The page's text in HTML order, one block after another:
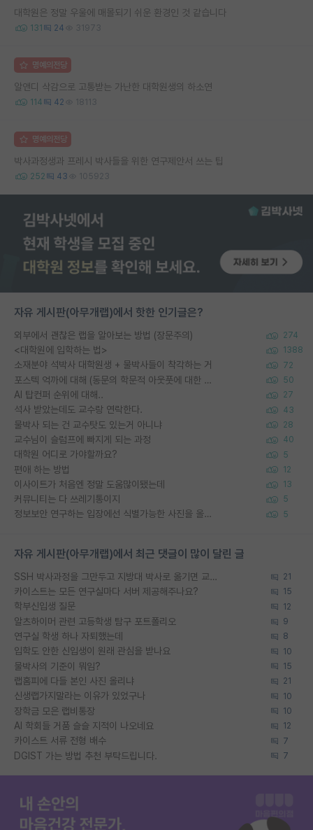
대학원은 정말 우울에 매몰되기 쉬운 환경인 것 같습니다
131 24 31973
명예의전당
알앤디 삭감으로 고통받는 가난한 대학원생의 하소연
114 42 18113
명예의전당
박사과정생과 프레시 박사들을 위한 연구제안서 쓰는 팁
252 43 105923
자유 게시판(아무개랩)에서 핫한 인기글은?
외부에서 괜찮은 랩을 알아보는 방법 (장문주의) 274
<대학원에 입학하는 법> 1388
소재분야 석박사 대학원생 + 물박사들이 착각하는 거 72
포스텍 억까에 대해 (동문의 학문적 아웃풋에 대한 반박) 50
AI 탑컨퍼 순위에 대해.. 27
석사 받았는데도 교수랑 연락한다. 43
물박사 되는 건 교수탓도 있는거 아니냐 28
교수님이 슬럼프에 빠지게 되는 과정 40
대학원 어디로 가야할까요? 5
편애 하는 방법 12
이사이트가 처음엔 정말 도움많이됐는데 13
커뮤니티는 다 쓰레기통이지 5
정보보안 연구하는 입장에선 식별가능한 사진을 올리는건 비추이긴함 5
자유 게시판(아무개랩)에서 최근 댓글이 많이 달린 글
SSH 박사과정을 그만두고 지방대 박사로 옮기면 교수의 꿈은 끝일까요? 21
카이스트는 모든 연구실마다 서버 제공해주나요? 15
학부신입생 질문 12
알츠하이머 관련 고등학생 탐구 포트폴리오 9
연구실 학생 하나 자퇴했는데 8
입학도 안한 신입생이 원래 관심을 받나요 10
물박사의 기준이 뭐임? 15
랩홈피에 다들 본인 사진 올리냐 21
신생랩가지말라는 이유가 있었구나 10
장학금 모은 랩비통장 10
AI 학회들 거품 슬슬 지적이 나오네요 12
카이스트 서류 전형 배수 7
DGIST 가는 방법 추천 부탁드립니다. 7